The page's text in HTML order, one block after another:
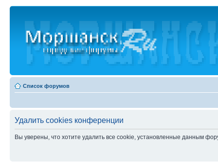
Список форумов
Удалить cookies конференции
Вы уверены, что хотите удалить все cookie, установленные данным